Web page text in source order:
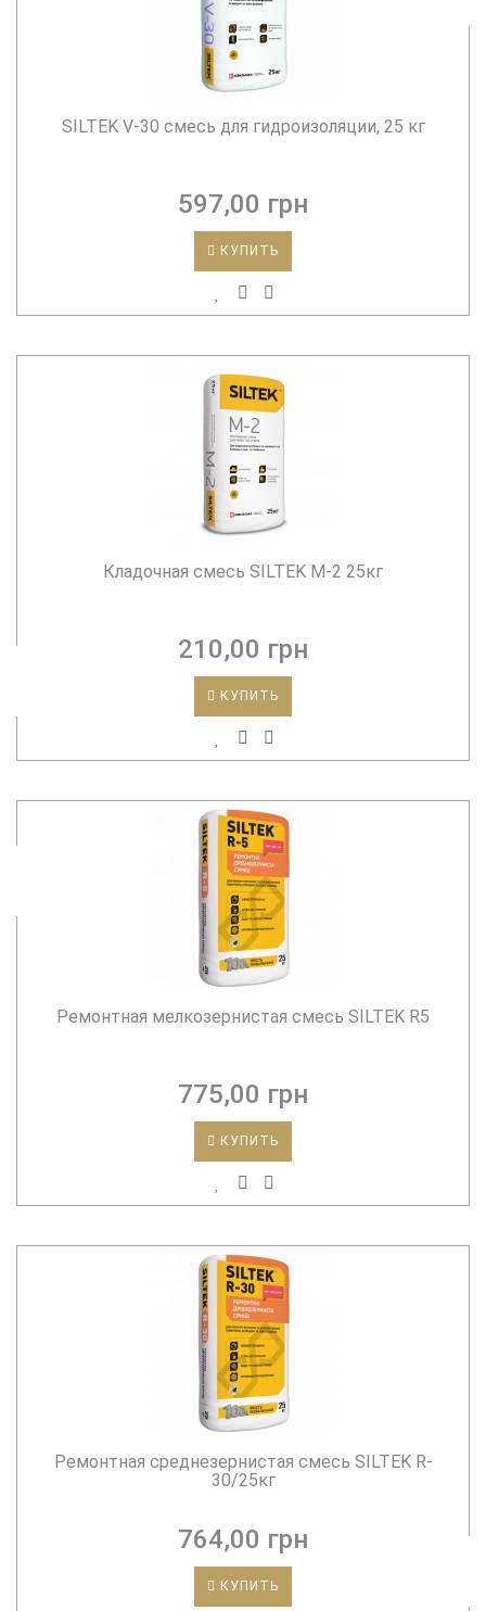
SILTEK V-30 смесь для гидроизоляции, 25 кг
597,00 грн
КУПИТЬ
Кладочная смесь SILTEK M-2 25кг
210,00 грн
КУПИТЬ
Ремонтная мелкозернистая смесь SILTEK R5
775,00 грн
КУПИТЬ
Ремонтная среднезернистая смесь SILTEK R-
30/25кг
764,00 грн
КУПИТЬ